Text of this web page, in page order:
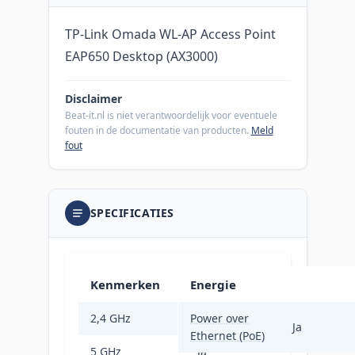
TP-Link Omada WL-AP Access Point
EAP650 Desktop (AX3000)
Disclaimer
Beat-it.nl is niet verantwoordelijk voor eventuele
fouten in de documentatie van producten. Meld
fout
SPECIFICATIES
Kenmerken
2,4 GHz Ja
5 GHz Ja
Energie
Power over
Ethernet (PoE)
Ja